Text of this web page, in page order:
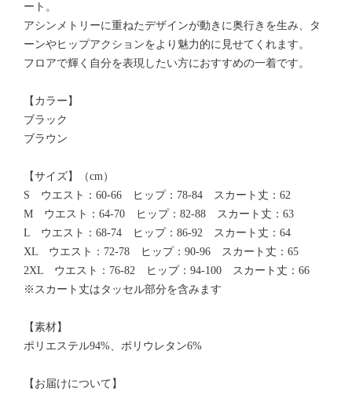
ート。
アシンメトリーに重ねたデザインが動きに奥行きを生み、タ
ーンやヒップアクションをより魅力的に見せてくれます。
フロアで輝く自分を表現したい方におすすめの一着です。
【カラー】
ブラック
ブラウン
【サイズ】（cm）
S ウエスト：60-66 ヒップ：78-84 スカート丈：62
M ウエスト：64-70 ヒップ：82-88 スカート丈：63
L ウエスト：68-74 ヒップ：86-92 スカート丈：64
XL ウエスト：72-78 ヒップ：90-96 スカート丈：65
2XL ウエスト：76-82 ヒップ：94-100 スカート丈：66
※スカート丈はタッセル部分を含みます
【素材】
ポリエステル94%、ポリウレタン6%
【お届けについて】